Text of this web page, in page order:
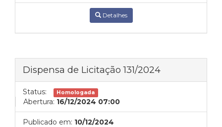
Detalhes
Dispensa de Licitação 131/2024
Status: Homologada
Abertura: 16/12/2024 07:00
Publicado em: 10/12/2024